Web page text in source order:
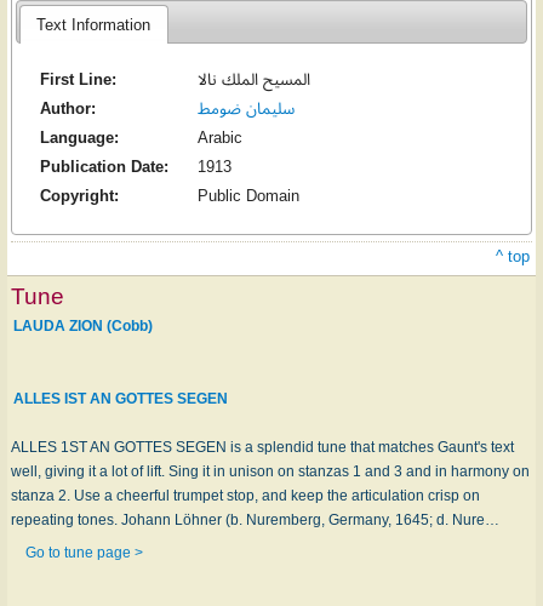
Text Information
First Line:
المسيح الملك نالا
Author:
سليمان ضومط
Language:
Arabic
Publication Date:
1913
Copyright:
Public Domain
^ top
Tune
LAUDA ZION (Cobb)
ALLES IST AN GOTTES SEGEN
ALLES 1ST AN GOTTES SEGEN is a splendid tune that matches Gaunt's text
well, giving it a lot of lift. Sing it in unison on stanzas 1 and 3 and in harmony on
stanza 2. Use a cheerful trumpet stop, and keep the articulation crisp on
repeating tones. Johann Löhner (b. Nuremberg, Germany, 1645; d. Nure…
Go to tune page >